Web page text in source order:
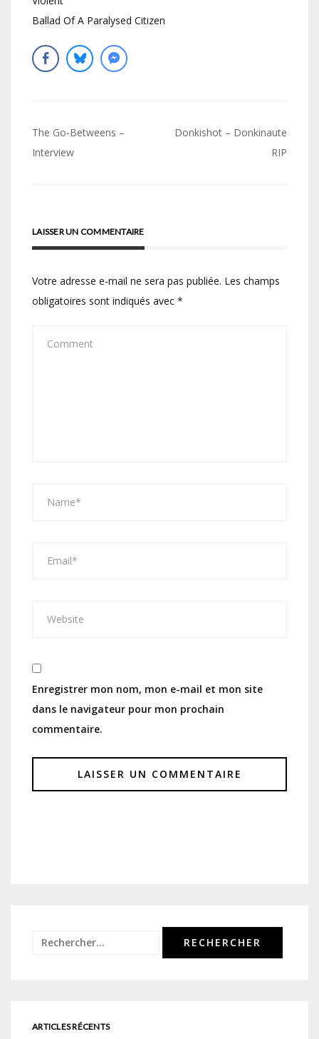
Ballad Of A Paralysed Citizen
Navigation
de
The Go-Betweens –
Interview
Donkishot – Donkinaute
RIP
LAISSER UN COMMENTAIRE
Votre adresse e-mail ne sera pas publiée. Les champs
obligatoires sont indiqués avec *
Enregistrer mon nom, mon e-mail et mon site
dans le navigateur pour mon prochain
commentaire.
Rechercher :
ARTICLES RÉCENTS